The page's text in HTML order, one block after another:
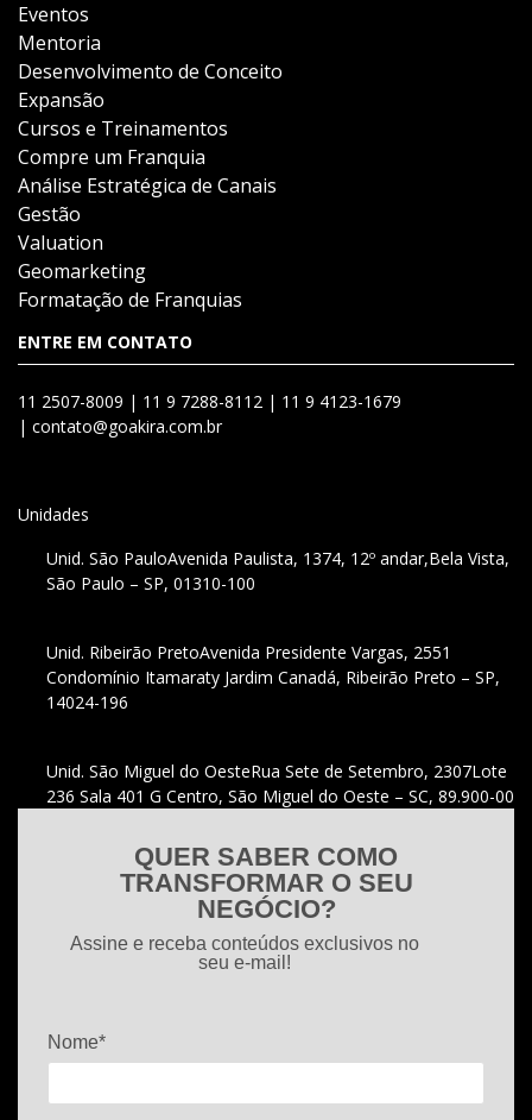
Eventos
Mentoria
Desenvolvimento de Conceito
Expansão
Cursos e Treinamentos
Compre um Franquia
Análise Estratégica de Canais
Gestão
Valuation
Geomarketing
Formatação de Franquias
ENTRE EM CONTATO
11 2507-8009 | 11 9 7288-8112 | 11 9 4123-1679
| contato@goakira.com.br
Unidades
Unid. São PauloAvenida Paulista, 1374, 12º andar,Bela Vista,
São Paulo – SP, 01310-100
Unid. Ribeirão PretoAvenida Presidente Vargas, 2551
Condomínio Itamaraty Jardim Canadá, Ribeirão Preto – SP,
14024-196
Unid. São Miguel do OesteRua Sete de Setembro, 2307Lote
236 Sala 401 G Centro, São Miguel do Oeste – SC, 89.900-00
QUER SABER COMO
TRANSFORMAR O SEU
NEGÓCIO?
Assine e receba conteúdos exclusivos no
seu e-mail!
Nome*